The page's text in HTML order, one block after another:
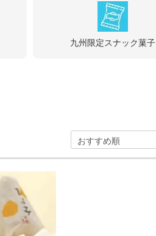
九州限定スナック菓子